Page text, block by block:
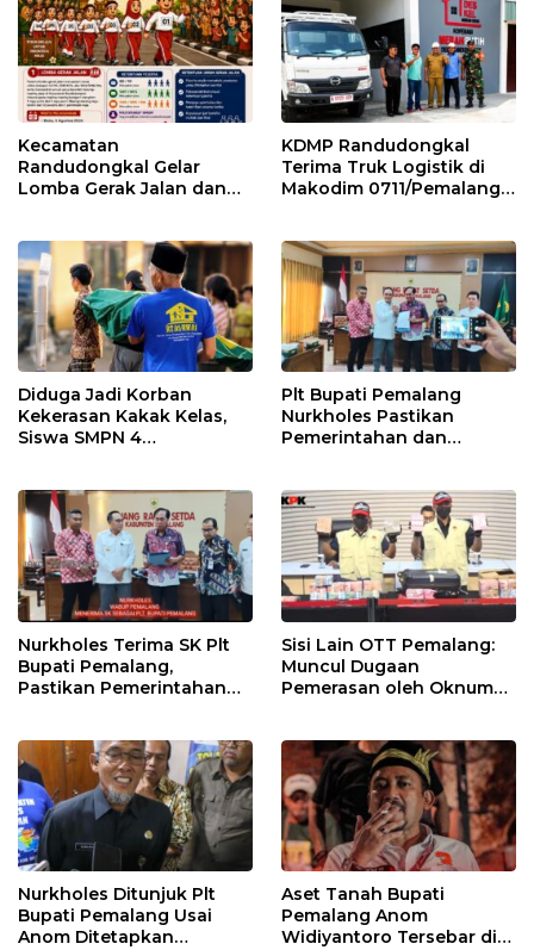
Kecamatan
Randudongkal Gelar
Lomba Gerak Jalan dan
KDMP Randudongkal
Terima Truk Logistik di
Makodim 0711/Pemalang
Diduga Jadi Korban
Kekerasan Kakak Kelas,
Siswa SMPN 4
Plt Bupati Pemalang
Nurkholes Pastikan
Pemerintahan dan
Nurkholes Terima SK Plt
Bupati Pemalang,
Pastikan Pemerintahan
Sisi Lain OTT Pemalang:
Muncul Dugaan
Pemerasan oleh Oknum
Nurkholes Ditunjuk Plt
Bupati Pemalang Usai
Anom Ditetapkan
Aset Tanah Bupati
Pemalang Anom
Widiyantoro Tersebar di